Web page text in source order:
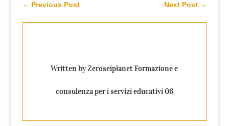
← Previous Post Next Post →
Written by Zeroseiplanet Formazione e
consulenza per i servizi educativi 06